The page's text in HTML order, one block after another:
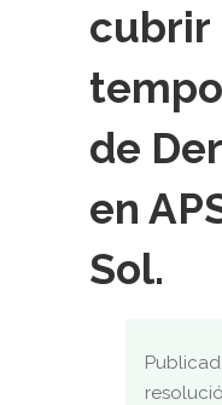
cubrir
de
en
Sol.